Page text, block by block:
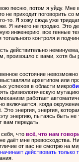
песню, потом я уйду. Мне
не приходит поговорить
то. Я хожу сюда уже
Я ничего не продаю. Это
инженерию, все генные
тотального контроля и
действительно
произошло с вами, хотя бы
состояние
архетипом или
успехов в области микро
физиологическую
механизм работает
включается, когда
Это энергия, энергия,
энергию, пытаясь быть
вам передать.
что всё, что нам
даёт мне превосходства.
от вас не смотрю на
начинает действовать только